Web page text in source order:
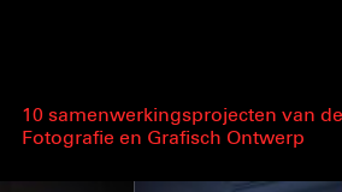
10 samenwerkingsprojecten van
Fotografie en Grafisch Ontwerp